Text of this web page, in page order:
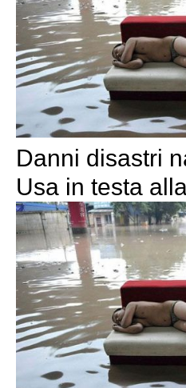
Danni disastri
Usa in testa